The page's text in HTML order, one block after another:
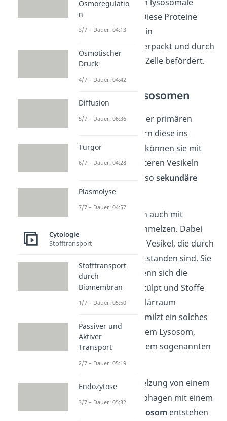
sich dabeinicht
um lysosomale
Proteine handelt. Diese Proteine
werden deswegen in
Transportvesikel verpackt und durch
Exocytose
aus der Zelle befördert.
Sekundäre Lysosomen
Nach der Bildung der primären
Lysosomen wandern diese ins
Cytoplasma
. Dort können sie mit
verschiedenen weiteren Vesikeln
verschmelzen und sosekundäre
Lysosomen
Lysosomen können auch mit
Endosomen
verschmelzen. Dabei
handelt es sich um Vesikel, die durch
entstanden sind. Sie
bilden sich also, wenn sich die
Zellmembran ein stülpt und Stoffe
aus dem Extrazellulärraum
einschließt. Verschmilzt ein solches
Vesikel nun mit einem Lysosom,
sprichst du von einem sogenannten
Endolysosom.
Bei einer Verschmelzung von einem
Lysosom in Makrophagen mit einem
Phagosom entstehen
Osmoregulatio
n
3/7 – Dauer: 04:13
Osmotischer
Druck
4/7 – Dauer: 04:42
Diffusion
5/7 – Dauer: 06:36
Turgor
6/7 – Dauer: 04:28
Plasmolyse
7/7 – Dauer: 04:57
Cytologie
Stofftransport
Stofftransport
durch
Biomembran
1/7 – Dauer: 05:50
Passiver und
Aktiver
Transport
2/7 – Dauer: 05:19
Endozytose
3/7 – Dauer: 05:32